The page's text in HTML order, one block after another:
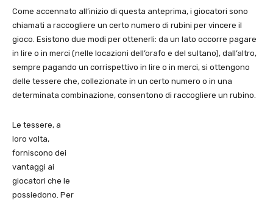
Come accennato all’inizio di questa anteprima, i giocatori sono
chiamati a raccogliere un certo numero di rubini per vincere il
gioco. Esistono due modi per ottenerli: da un lato occorre pagare
in lire o in merci (nelle locazioni dell’orafo e del sultano), dall’altro,
sempre pagando un corrispettivo in lire o in merci, si ottengono
delle tessere che, collezionate in un certo numero o in una
determinata combinazione, consentono di raccogliere un rubino.
Le tessere, a
loro volta,
forniscono dei
vantaggi ai
giocatori che le
possiedono. Per